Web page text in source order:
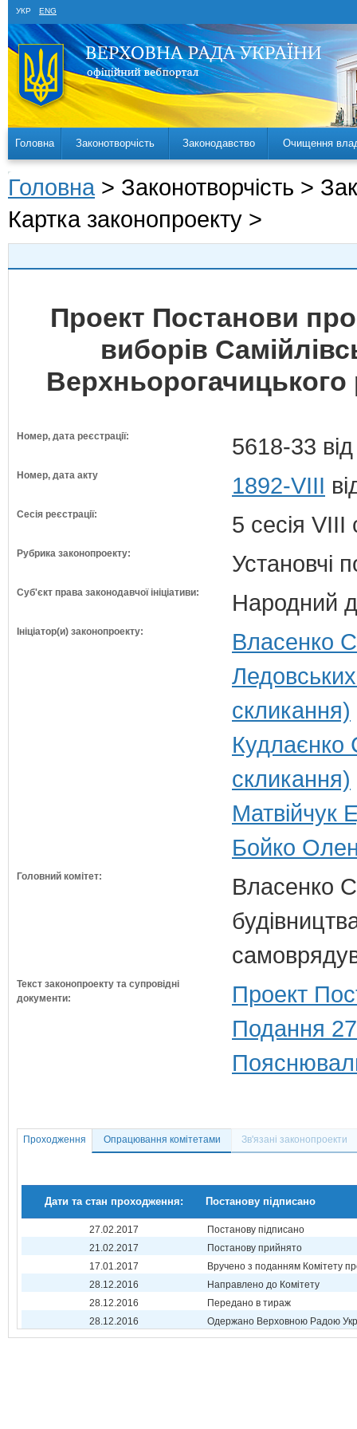
УКР ENG
Головна Законотворчість Законодавство Очищення
Головна > Законотворчість >
Картка законопроекту >
Проект Постанови
виборів
Верхньорогачицького
Номер, дата реєстрації: 5618-33
Номер, дата акту 1892-VIII
Сесія реєстрації: 5 сесія VIII
Рубрика законопроекту: Установчі
Суб'єкт права законодавчої ініціативи: Народний
Ініціатор(и) законопроекту:
Власенко
скликання)
Кудлаєнко
скликання)
Матвійчук
Бойко
Головний комітет:
Власенко
Текст законопроекту та супровідні
документи:
Проект
Подання
Проходження Опрацювання комітетами Зв'язані законопроекти
Дати та стан проходження: Постанову підписано
27.02.2017
Постанову підписано
21.02.2017
Постанову прийнято
17.01.2017
Вручено з поданням Комітету
28.12.2016
Направлено до Комітету
28.12.2016
Передано в тираж
28.12.2016
Одержано Верховною Радою